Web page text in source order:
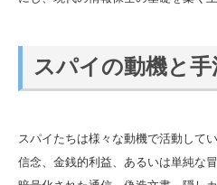
スパイの動機と手
スパイたちは様々な動機で活動して
信念、金銭的利益、あるいは単純な